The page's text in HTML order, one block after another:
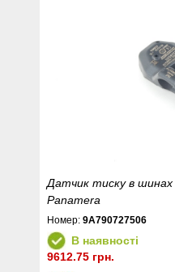
Датчик тиску в шинах
Panamera
Номер:9A790727506
В наявності
9612.75 грн.